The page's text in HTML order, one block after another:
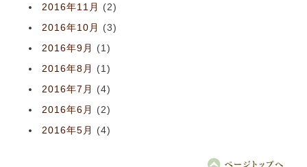
2016年11月
(2)
2016年10月
(3)
2016年9月
(1)
2016年8月
(1)
2016年7月
(4)
2016年6月
(2)
2016年5月
(4)